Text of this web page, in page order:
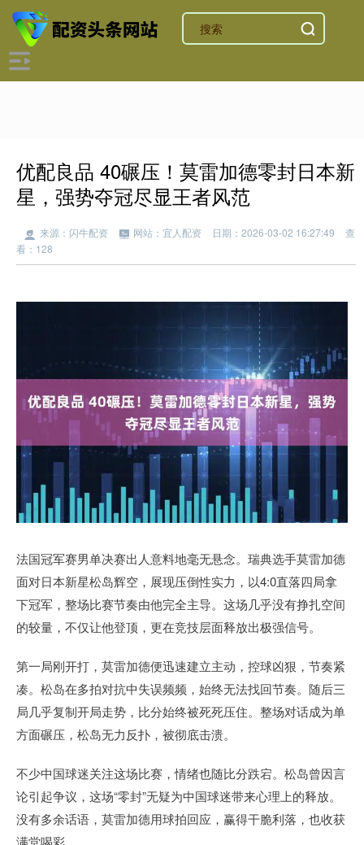
优配良品 40碾压！莫雷加德零封日本新
星，强势夺冠尽显王者风范
来源：闪牛配资 网站：宜人配资 日期：2026-03-02 16:27:49
查
看：128
法国冠军赛男单决赛出人意料地毫无悬念。瑞典选手莫雷加德
面对日本新星松岛辉空，展现压倒性实力，以4:0直落四局拿
下冠军，整场比赛节奏由他完全主导。这场几乎没有挣扎空间
的较量，不仅让他登顶，更在竞技层面释放出极强信号。
第一局刚开打，莫雷加德便迅速建立主动，控球凶狠，节奏紧
凑。松岛在多拍对抗中失误频频，始终无法找回节奏。随后三
局几乎复制开局走势，比分始终被死死压住。整场对话成为单
方面碾压，松岛无力反扑，被彻底击溃。
不少中国球迷关注这场比赛，情绪也随比分跌宕。松岛曾因言
论引起争议，这场“零封”无疑为中国球迷带来心理上的释放。
没有多余话语，莫雷加德用球拍回应，赢得干脆利落，也收获
满堂喝彩。